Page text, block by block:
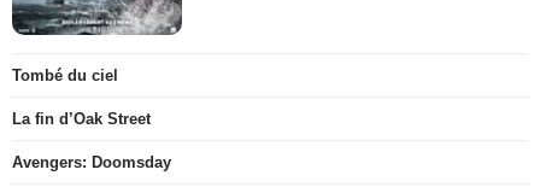
Tombé du ciel
La fin d’Oak Street
Avengers: Doomsday